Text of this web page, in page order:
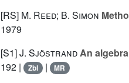
[RS] M. Reed; B. Simon
1979
[S1]J. SjöstrandAn
192 |
Zbl | MR